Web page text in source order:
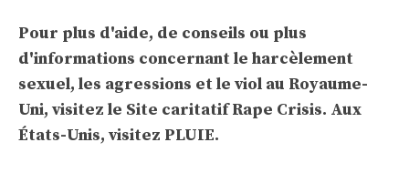
Pour plus d'aide, de conseils ou plus
d'informations concernant le harcèlement
sexuel, les agressions et le viol au Royaume-
Uni, visitez le Site caritatif Rape Crisis. Aux
États-Unis, visitez PLUIE.